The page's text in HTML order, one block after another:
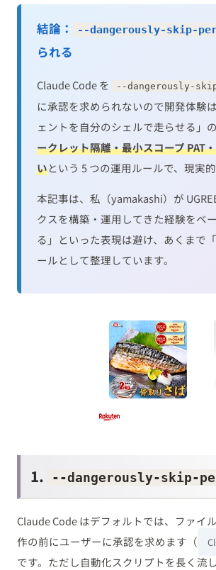
結論： --dangerously-skip-
られる
Claude Code を --dangerously-
に承認を求められないので開発体験
ェントを自分のシェルで走らせる」
ークレット隔離・最小スコープ PAT
いという 5 つの運用ルールで、現実
本記事は、私（yamakashi）が
クスを構築・運用してきた経験をベ
る」といった表現は避け、あくまで
ールとして整理しています。
1. --dangerously-skip-
Claude Code はデフォルトでは、ファイ
作の前にユーザーに承認を求めます（
です。ただし自動化スクリプトを長く流